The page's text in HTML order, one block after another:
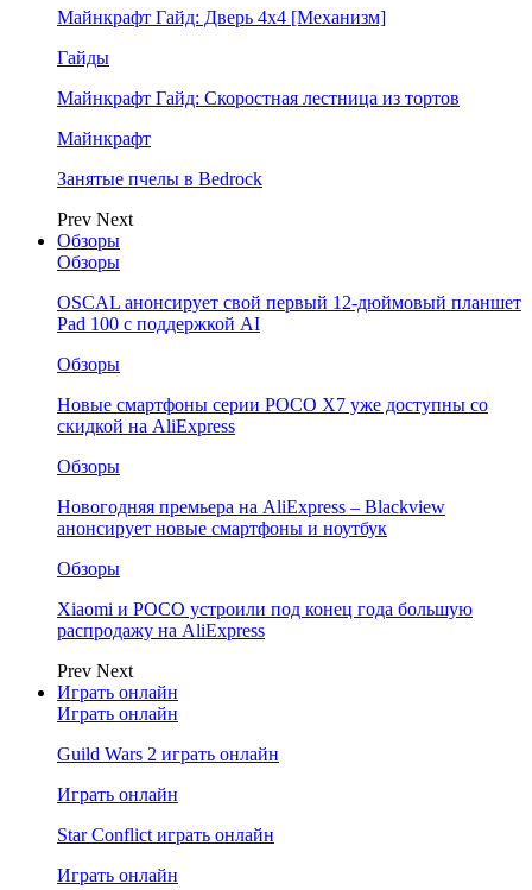
Майнкрафт Гайд: Дверь 4х4 [Механизм]
Гайды
Майнкрафт Гайд: Скоростная лестница из тортов
Майнкрафт
Занятые пчелы в Bedrock
Prev Next
Обзоры
Обзоры
OSCAL анонсирует свой первый 12-дюймовый планшет
Pad 100 с поддержкой AI
Обзоры
Новые смартфоны серии POCO X7 уже доступны со
скидкой на AliExpress
Обзоры
Новогодняя премьера на AliExpress – Blackview
анонсирует новые смартфоны и ноутбук
Обзоры
Xiaomi и POCO устроили под конец года большую
распродажу на AliExpress
Prev Next
Играть онлайн
Играть онлайн
Guild Wars 2 играть онлайн
Играть онлайн
Star Conflict играть онлайн
Играть онлайн